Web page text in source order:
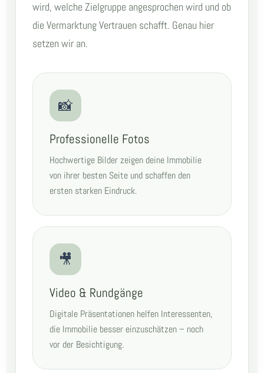
wird, welche Zielgruppe angesprochen wird und ob
die Vermarktung Vertrauen schafft. Genau hier
setzen wir an.
📸
Professionelle Fotos
Hochwertige Bilder zeigen deine Immobilie
von ihrer besten Seite und schaffen den
ersten starken Eindruck.
🎥
Video & Rundgänge
Digitale Präsentationen helfen Interessenten,
die Immobilie besser einzuschätzen – noch
vor der Besichtigung.